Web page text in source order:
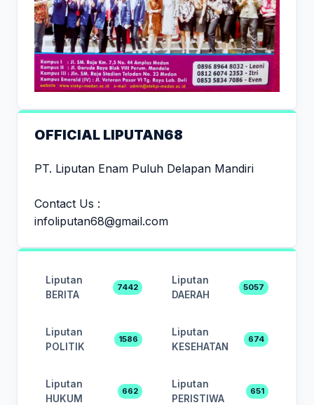
OFFICIAL LIPUTAN68
PT. Liputan Enam Puluh Delapan Mandiri
Contact Us :
infoliputan68@gmail.com
Liputan
BERITA
7442
Liputan
DAERAH
5057
Liputan
POLITIK
1586
Liputan
KESEHATAN
674
Liputan
HUKUM
662
Liputan
PERISTIWA
651